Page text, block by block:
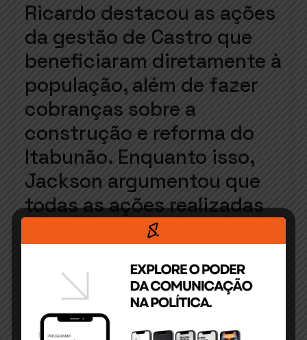
Ricardo destacou as ações
da gestão de Castro que
beneficiaram diretamente à
população, além de fazer
cobranças sobre a
construção e reforma do
Itabunão. Enquanto isso,
Jackson argumentou que
todas as ações realizadas
no município foram
iniciativas dos governos
estadual e federal, e
questionou obras na